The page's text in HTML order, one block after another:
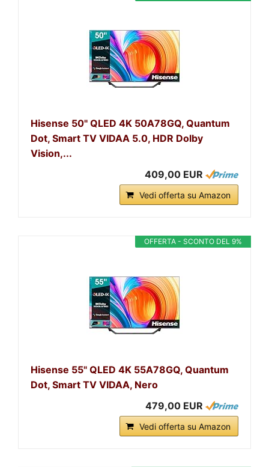
Hisense 50" QLED 4K 50A78GQ, Quantum
Dot, Smart TV VIDAA 5.0, HDR Dolby
Vision,...
409,00 EUR
Vedi offerta su Amazon
OFFERTA - SCONTO DEL 9%
Hisense 55" QLED 4K 55A78GQ, Quantum
Dot, Smart TV VIDAA, Nero
479,00 EUR
Vedi offerta su Amazon